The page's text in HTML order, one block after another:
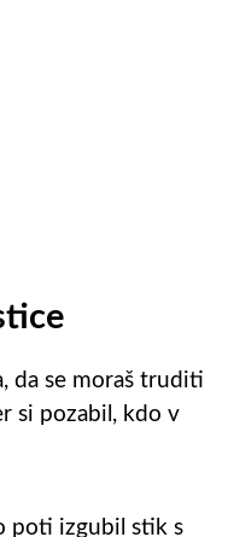
da se moraš truditi
si pozabil, kdo v
poti izgubil stik s